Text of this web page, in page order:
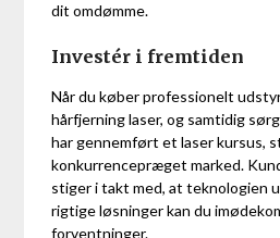
dit omdømme.
Investér i fremtiden
Når du køber professionelt
hårfjerning laser, og samtidig
har gennemført et laser kursus,
konkurrencepræget marked.
stiger i takt med, at teknologien
rigtige løsninger kan du
forventninger.